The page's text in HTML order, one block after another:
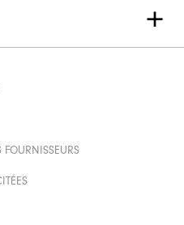
FOURNISSEURS